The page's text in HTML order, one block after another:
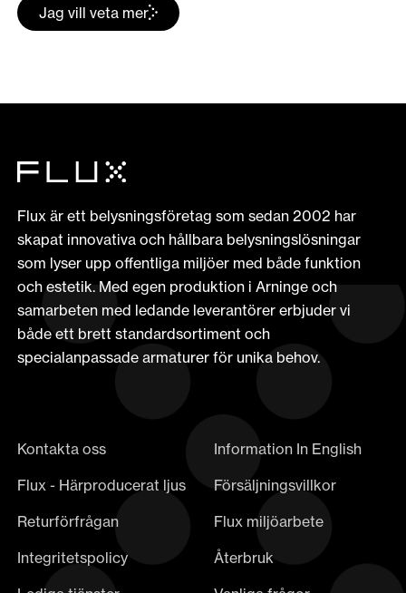
Jag vill veta mer
Flux är ett belysningsföretag som sedan 2002 har
skapat innovativa och hållbara belysningslösningar
som lyser upp offentliga miljöer med både funktion
och estetik. Med egen produktion i Arninge och
samarbeten med ledande leverantörer erbjuder vi
både ett brett standardsortiment och
specialanpassade armaturer för unika behov.
Kontakta oss
Information In English
Flux - Härproducerat ljus
Försäljningsvillkor
Returförfrågan
Flux miljöarbete
Integritetspolicy
Återbruk